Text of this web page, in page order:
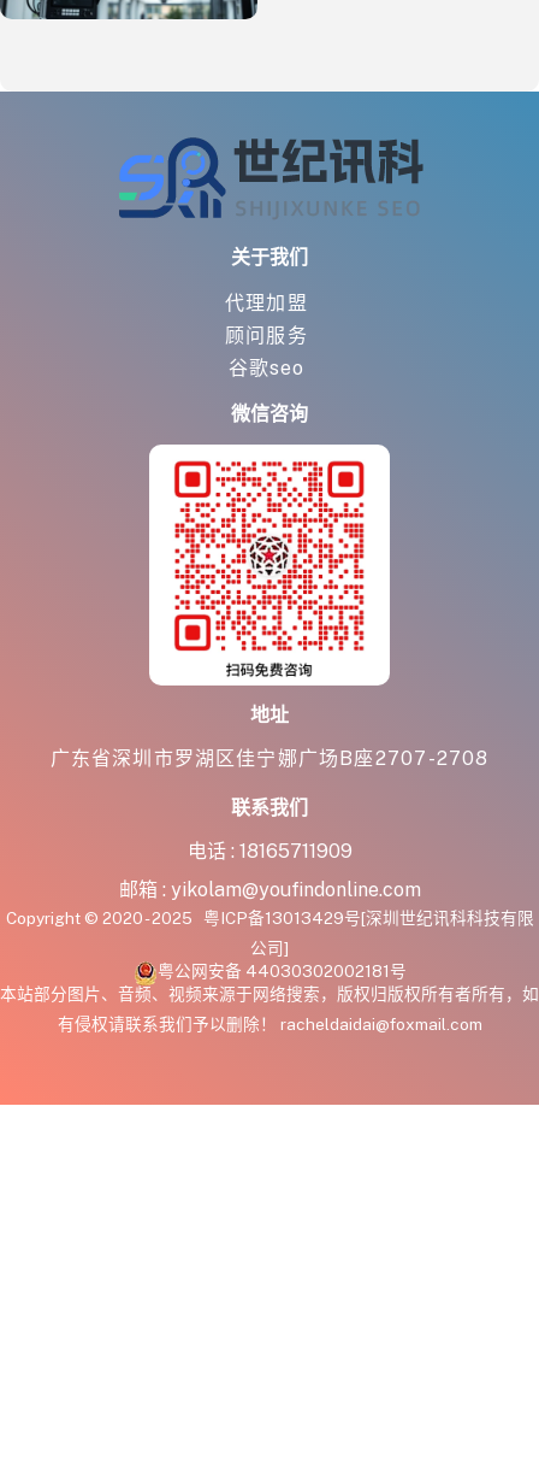
关于我们
代理加盟
顾问服务
谷歌seo
微信咨询
地址
广东省深圳市罗湖区佳宁娜广场B座2707-2708
联系我们
电话 : 18165711909
邮箱 : yikolam@youfindonline.com
Copyright © 2020 - 2025 粤ICP备13013429号[深圳世纪讯科科技有限
公司]
粤公网安备 44030302002181号
本站部分图片、音频、视频来源于网络搜索，版权归版权所有者所有，如
有侵权请联系我们予以删除！ racheldaidai@foxmail.com